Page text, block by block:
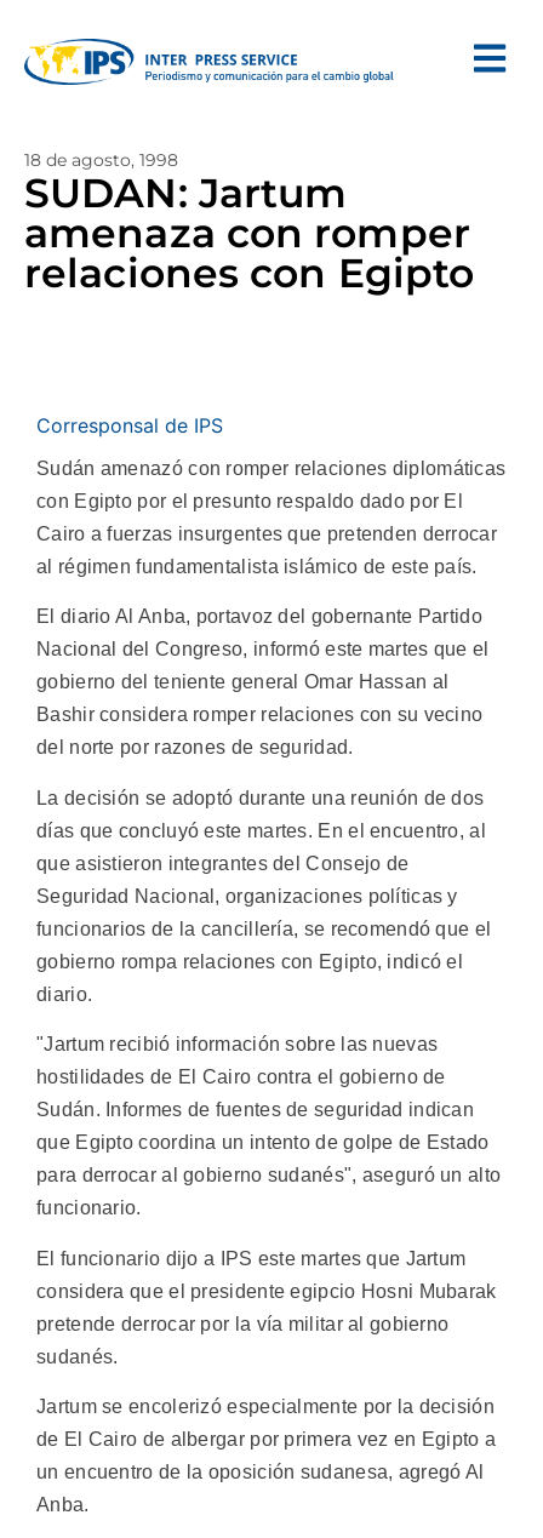
18 de agosto, 1998
SUDAN: Jartum
amenaza con romper
relaciones con Egipto
Corresponsal de IPS
Sudán amenazó con romper relaciones diplomáticas
con Egipto por el presunto respaldo dado por El
Cairo a fuerzas insurgentes que pretenden derrocar
al régimen fundamentalista islámico de este país.
El diario Al Anba, portavoz del gobernante Partido
Nacional del Congreso, informó este martes que el
gobierno del teniente general Omar Hassan al
Bashir considera romper relaciones con su vecino
del norte por razones de seguridad.
La decisión se adoptó durante una reunión de dos
días que concluyó este martes. En el encuentro, al
que asistieron integrantes del Consejo de
Seguridad Nacional, organizaciones políticas y
funcionarios de la cancillería, se recomendó que el
gobierno rompa relaciones con Egipto, indicó el
diario.
"Jartum recibió información sobre las nuevas
hostilidades de El Cairo contra el gobierno de
Sudán. Informes de fuentes de seguridad indican
que Egipto coordina un intento de golpe de Estado
para derrocar al gobierno sudanés", aseguró un alto
funcionario.
El funcionario dijo a IPS este martes que Jartum
considera que el presidente egipcio Hosni Mubarak
pretende derrocar por la vía militar al gobierno
sudanés.
Jartum se encolerizó especialmente por la decisión
de El Cairo de albergar por primera vez en Egipto a
un encuentro de la oposición sudanesa, agregó Al
Anba.